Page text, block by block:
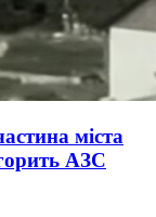
міста
АЗС